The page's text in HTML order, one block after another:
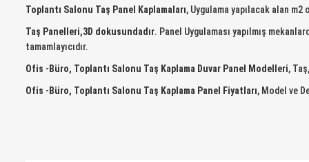
Toplantı Salonu Taş Panel Kaplamaları, Uygulama yapılacak alan
Taş Panelleri,3D dokusundadır. Panel Uygulaması yapılmış
tamamlayıcıdır.
Ofis -Büro, Toplantı Salonu Taş Kaplama Duvar Panel Modelleri,
Ofis -Büro, Toplantı Salonu Taş Kaplama Panel Fiyatları, Model ve